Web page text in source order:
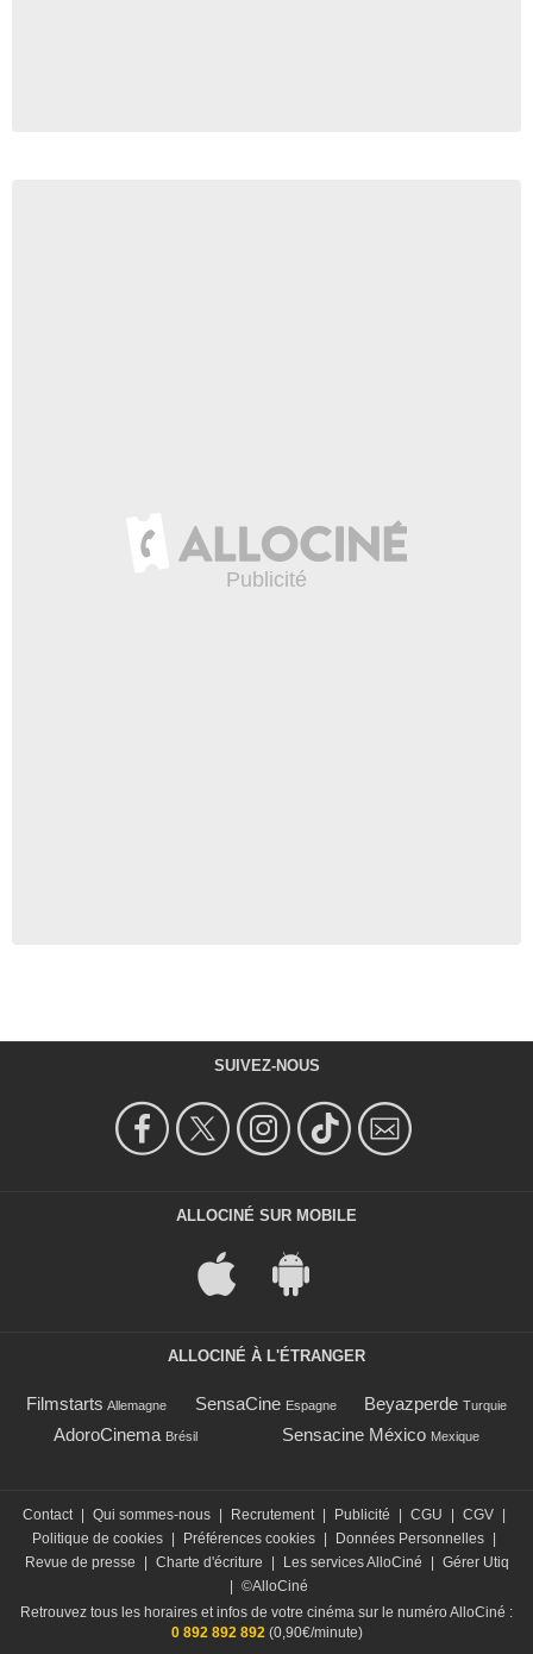
SUIVEZ-NOUS
ALLOCINÉ SUR MOBILE
ALLOCINÉ À L'ÉTRANGER
Filmstarts Allemagne SensaCine Espagne Beyazperde Turquie
AdoroCinema Brésil Sensacine México Mexique
Contact Qui sommes-nous Recrutement Publicité CGU CGV
Politique de cookies
Préférences cookies Données Personnelles
Revue de presse
Charte d'écriture Les services AlloCiné
Gérer Utiq
©AlloCiné
Retrouvez tous les horaires et infos de votre cinéma sur le numéro AlloCiné :
0 892 892 892(0,90€/minute)